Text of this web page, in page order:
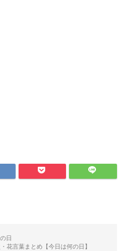
日
花言葉まとめ【今日は何の日】